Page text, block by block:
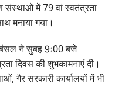
संस्थाओं में 79 वां स्वतंत्रता
मनाया गया।
बंसल ने सुबह 9ः00 बजे
दिवस की शुभकामनाएं दी।
गैर सरकारी कार्यालयों में भी